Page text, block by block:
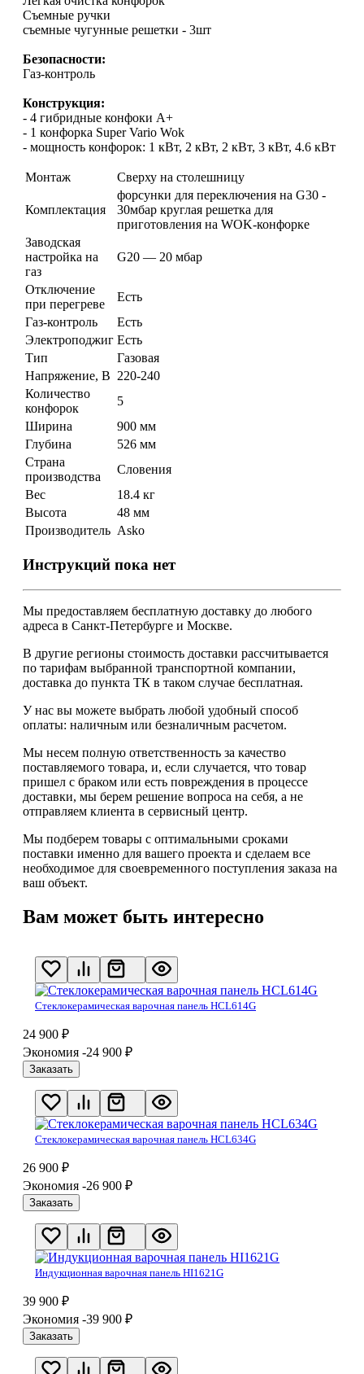
Съемные ручки
съемные чугунные решетки - 3шт
Безопасности:
Газ-контроль
Конструкция:
- 4 гибридные конфоки А+
- 1 конфорка Super Vario Wok
- мощность конфорок: 1 кВт, 2 кВт, 2 кВт, 3 кВт, 4.6 кВт
Монтаж Сверху на столешницу
Комплектация
форсунки для переключения на G30 -
30мбар круглая решетка для
приготовления на WOK-конфорке
Заводская
настройка на
газ
G20 — 20 мбар
Отключение
при перегреве
Есть
Газ-контроль
Есть
Электроподжиг Есть
Тип
Газовая
Напряжение, В 220-240
Количество
конфорок
5
Ширина
900 мм
Глубина
526 мм
Страна
производства
Словения
Вес
18.4 кг
Высота
48 мм
Производитель Asko
Инструкций пока нет
Мы предоставляем бесплатную доставку до любого
адреса в Санкт-Петербурге и Москве.
В другие регионы стоимость доставки рассчитывается
по тарифам выбранной транспортной компании,
доставка до пункта ТК в таком случае бесплатная.
У нас вы можете выбрать любой удобный способ
оплаты: наличным или безналичным расчетом.
Мы несем полную ответственность за качество
поставляемого товара, и, если случается, что товар
пришел с браком или есть повреждения в процессе
доставки, мы берем решение вопроса на себя, а не
отправляем клиента в сервисный центр.
Мы подберем товары с оптимальными сроками
поставки именно для вашего проекта и сделаем все
необходимое для своевременного поступления заказа на
ваш объект.
Вам может быть интересно
Стеклокерамическая варочная панель HCL614G
24 900 ₽
Экономия -24 900 ₽
Заказать
Стеклокерамическая варочная панель HCL634G
26 900 ₽
Экономия -26 900 ₽
Заказать
Индукционная варочная панель HI1621G
39 900 ₽
Экономия -39 900 ₽
Заказать